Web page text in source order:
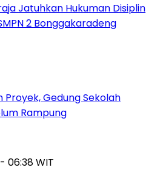
Jatuhkan Hukuman Disiplin
2 Bonggakaradeng
Proyek, Gedung Sekolah
Rampung
06:38 WIT